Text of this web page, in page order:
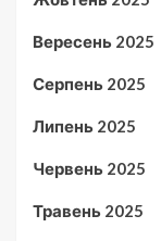
Вересень 2025
Серпень 2025
Липень 2025
Червень 2025
Травень 2025